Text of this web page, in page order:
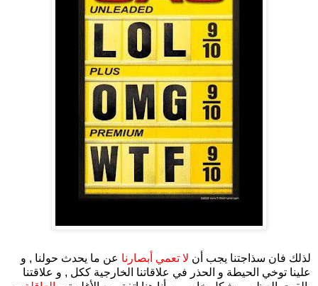
لذلك فان سذاجتنا يجب أن لا تعمي أبصارنا عن ما يحدث حولنا , و
علينا توخي الحيطة و الحذر في علاقاتنا الخارجية ككل , و علاقتنا